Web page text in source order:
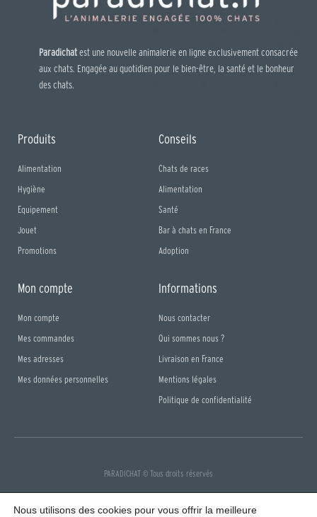
Paradichatest une nouvelle animalerie en ligne exclusivement consacrée
aux chats. Engagée au quotidien pour le bien-être, la santé et le bonheur
des chats.
Produits
Alimentation
Hygiène
Equipement
Jouet
Promotions
Conseils
Chats de races
Alimentation
Santé
Bar à chats en France
Adoption
Mon compte
Mon compte
Mes commandes
Mes adresses
Mes données personnelles
Informations
Nous contacter
Qui sommes nous ?
Livraison en France
Mentions légales
Politique de confidentialité
PARADICHAT © Tous droits réservés
F
c
I
s
Nous utilisons des cookies pour vous offrir la meilleure